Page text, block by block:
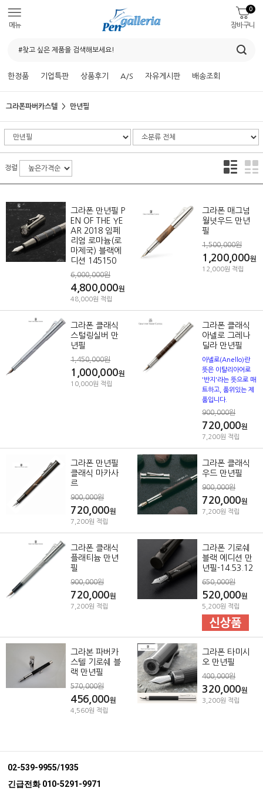
메뉴 장바구니
0
한정품 기업특판 상품후기 A/S 자유게시판 배송조회
그라폰파버카스텔 만년필
정렬
그라폰 만년필 P
EN OF THE YE
AR 2018 임페
리엄 로마늄(로
마제국) 블랙에
디션 145150
6,000,000원
4,800,000원
48,000원 적립
그라폰 매그넘
월넛우드 만년
필
1,500,000원
1,200,000원
12,000원 적립
그라폰 클래식
스털링실버 만
년필
1,450,000원
1,000,000원
10,000원 적립
그라폰 클래식
아넬로 그레나
딜라 만년필
아넬로(Anello)란
뜻은 이탈리아어로
'반지'라는 뜻으로 매
트하고, 품위있는 제
품입니다.
900,000원
720,000원
7,200원 적립
그라폰 만년필
클래식 마카사
르
900,000원
720,000원
7,200원 적립
그라폰 클래식
우드 만년필
900,000원
720,000원
7,200원 적립
그라폰 클래식
플래티늄 만년
필
900,000원
720,000원
7,200원 적립
그라폰 기로쉐
블랙 에디션 만
년필-14.53.12
650,000원
520,000원
5,200원 적립
그라본 파버카
스텔 기로쉐 블
랙 만년필
570,000원
456,000원
4,560원 적립
그라폰 타미시
오 만년필
400,000원
320,000원
3,200원 적립
02-539-9955/1935
긴급전화 010-5291-9971